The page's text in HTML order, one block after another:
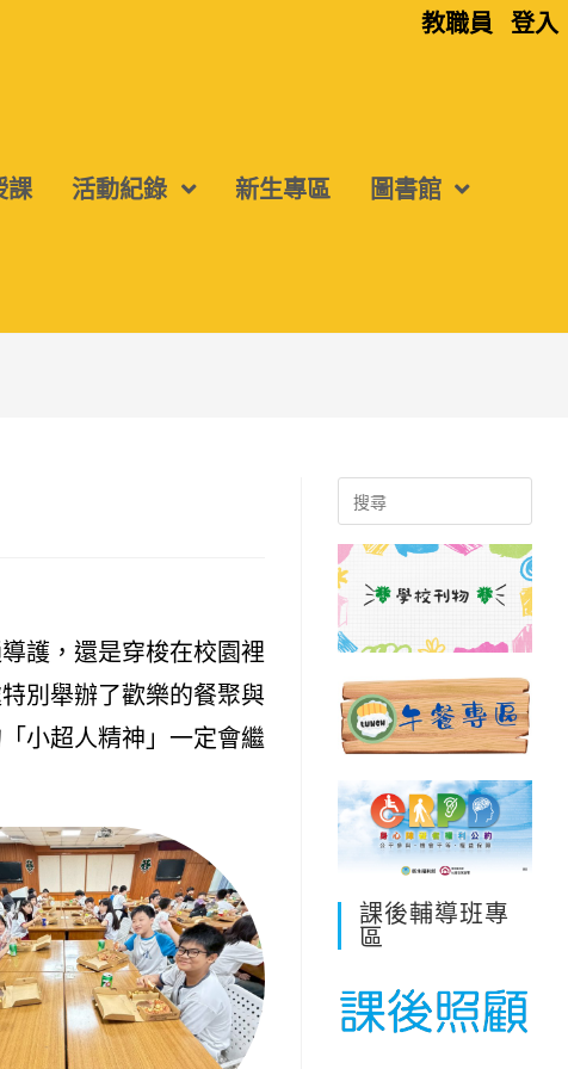
教職員 登入
課 活動紀錄 新生專區 圖書館
護，還是穿梭在校園裡
別舉辦了歡樂的餐聚與
小超人精神」一定會繼
Search
for:
課後輔導班專
區